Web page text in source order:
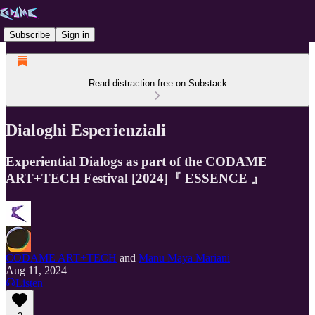
Subscribe Sign in
Read distraction-free on Substack
Dialoghi Esperienziali
Experiential Dialogs as part of the CODAME
ART+TECH Festival [2024]『 ESSENCE 』
CODAME ART+TECH and Manu Maya Mariani
Aug 11, 2024
Listen